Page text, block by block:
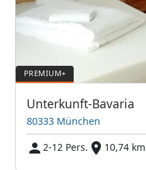
Unterkunft-Bavaria
80333 München
2-12 Pers.
10,74 km